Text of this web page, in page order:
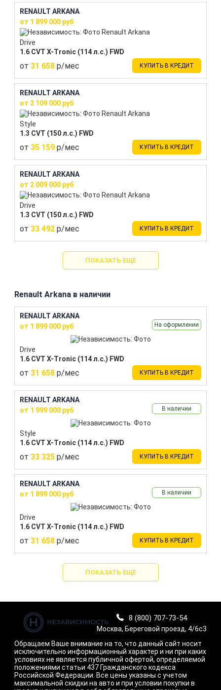
RENAULT ARKANA
от 1 899 000 руб
Drive
1.6 CVT X-Tronic (114 л.с.) FWD
от 31 658 р/мес КУПИТЬ В КРЕДИТ
RENAULT ARKANA
от 2 109 000 руб
Style
1.3 CVT (150 л.с.) FWD
от 35 159 р/мес КУПИТЬ В КРЕДИТ
RENAULT ARKANA
от 2 009 000 руб
Drive
1.3 CVT (150 л.с.) FWD
от 33 492 р/мес КУПИТЬ В КРЕДИТ
ПОКАЗАТЬ ЕЩЕ
Renault Arkana в наличии
RENAULT ARKANA
от 1 899 000 руб
На оформлении
Drive
1.6 CVT X-Tronic (114 л.с.) FWD
от 31 658 р/мес КУПИТЬ В КРЕДИТ
RENAULT ARKANA
от 1 999 000 руб
В наличии
Style
1.6 CVT X-Tronic (114 л.с.) FWD
от 33 325 р/мес КУПИТЬ В КРЕДИТ
RENAULT ARKANA
от 1 899 000 руб
В наличии
Drive
1.6 CVT X-Tronic (114 л.с.) FWD
от 31 658 р/мес КУПИТЬ В КРЕДИТ
ПОКАЗАТЬ ЕЩЕ
8 (800) 707-73-54
Москва, Береговой проезд, 4/6с3
Обращаем Ваше внимание на то, что данный сайт носит
исключительно информационный характер и ни при каких
условиях не является публичной офертой, определяемой
положениями статьи 437 Гражданского кодекса
Российской Федерации. Все цены указаны с учетом
максимальной скидки на авто и при условии покупки в